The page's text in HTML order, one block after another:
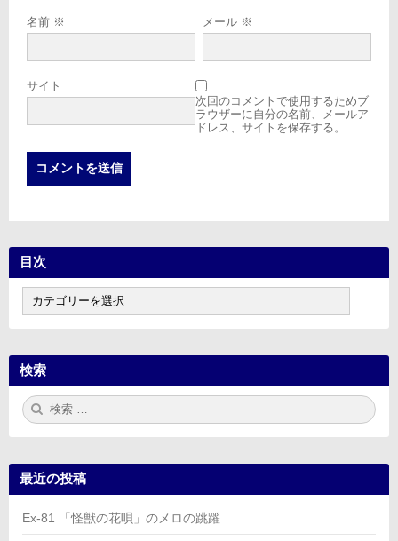
名前 ※ メール ※
サイト
次回のコメントで使用するためブ
ラウザーに自分の名前、メールア
ドレス、サイトを保存する。
目次
次
検索
検
索:
最近の投稿
Ex-81 「怪獣の花唄」のメロの跳躍